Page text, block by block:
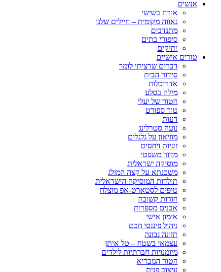
אנשים
אורח בשישי
גאווה מקומית – חיילים שלנו
מתנדבים
סיפורי בתים
ותיקים
טורים אישיים
דברים שרציתי לומר
סידור הבית
אדריכלות
מילה בסלע
הטור של יעלי
טור ספורט
דעות
נועה סטרלינג
מוזיאון על גלגלים
זוגיות ויחסים
מדור משפטי
מוסיקה ישראלית
משכנתא על קצה המזלג
תולדות המוסיקה הישראלית
טיפים לסטארט-אפ מוצלח
הורות קשובה
אבנים מספרות
אימון אישי
ניהול פיננסי חכם
תזונה נכונה
עצמאי בשטח – טל איתן
מיומנויות חברתיות לילדים
הטור המבריא
עיצוב פנים